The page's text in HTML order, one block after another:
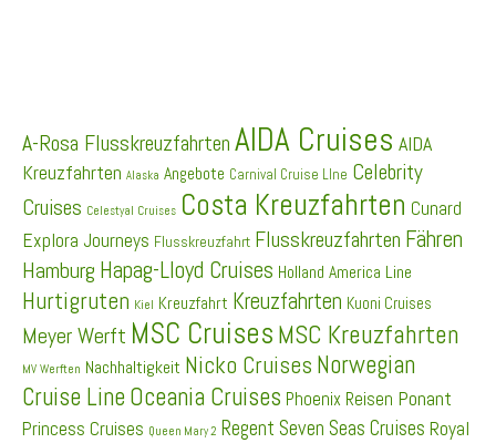
A-Rosa Flusskreuzfahrten AIDA Cruises AIDA
Kreuzfahrten Alaska Angebote Carnival Cruise LIne Celebrity
Cruises Celestyal Cruises Costa Kreuzfahrten Cunard
Explora Journeys Flusskreuzfahrt Flusskreuzfahrten Fähren
Hamburg Hapag-Lloyd Cruises Holland America Line
Hurtigruten Kiel Kreuzfahrt Kreuzfahrten Kuoni Cruises
Meyer Werft MSC Cruises MSC Kreuzfahrten
MV Werften Nachhaltigkeit Nicko Cruises Norwegian
Cruise Line Oceania Cruises Phoenix Reisen Ponant
Princess Cruises Queen Mary 2 Regent Seven Seas Cruises Royal